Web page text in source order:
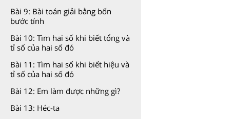
Bài 9: Bài toán giải bằng bốn
bước tính
Bài 10: Tìm hai số khi biết tổng và
tỉ số của hai số đó
Bài 11: Tìm hai số khi biết hiệu và
tỉ số của hai số đó
Bài 12: Em làm được những gì?
Bài 13: Héc-ta